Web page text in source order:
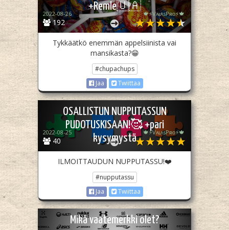
+Remle🇺🇦
192
2022-08-26 🍁⚡️VᴀʟᴀsPʀᴏ⚡️🍁
Tykkäätkö enemmän appelsiinista vai
mansikasta?😁
#chupachups
Jaa
Twiittaa
OSALLISTUN NUPPUTASSUN
PUDOTUSKISAAN!🥰 +pari
kysymystä
40
2022-08-25 🍁⚡️VᴀʟᴀsPʀᴏ⚡️🍁
ILMOITTAUDUN NUPPUTASSU!❤️
#nupputassu
Jaa
Twiittaa
Mikä vaatemerkki olet?